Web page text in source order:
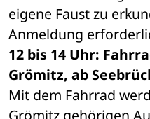
eigene Faust zu
Anmeldung
12 bis 14 Uhr:
Grömitz, ab
Mit dem Fahrrad
Grömitz gehörigen